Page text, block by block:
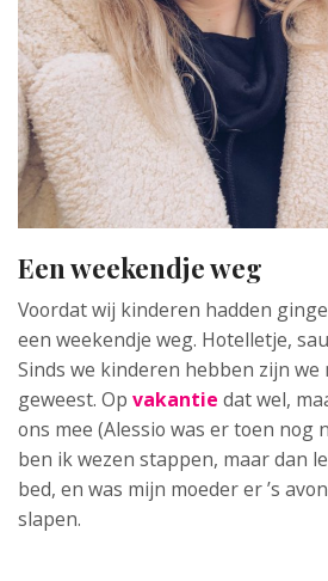
Een weekendje weg
Voordat wij kinderen hadden
een weekendje weg. Hotelletje,
Sinds we kinderen hebben zijn
geweest. Op vakantie dat wel,
ons mee (Alessio was er toen nog
ben ik wezen stappen, maar dan
bed, en was mijn moeder er ’s
slapen.